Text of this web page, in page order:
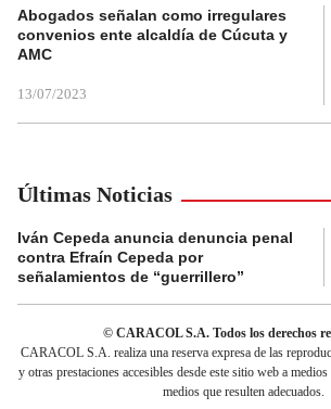
Abogados señalan como irregulares
convenios ente alcaldía de Cúcuta y
AMC
13/07/2023
Últimas Noticias
Iván Cepeda anuncia denuncia penal
contra Efraín Cepeda por
señalamientos de “guerrillero”
© CARACOL S.A. Todos los derechos
CARACOL S.A. realiza una reserva expresa de las
y otras prestaciones accesibles desde este sitio web a
medios que resulten adecuados.